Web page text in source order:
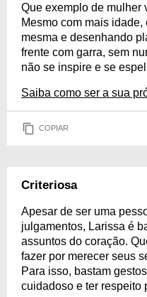
Que exemplo de mulher
Mesmo com mais
mesma e desenhando
frente com garra, sem
não se inspire e se
Saiba como ser a sua
COPIAR
Criteriosa
Apesar de ser uma
julgamentos, Larissa é
assuntos do coração.
fazer por merecer seus
Para isso, bastam
cuidadoso e ter respeito